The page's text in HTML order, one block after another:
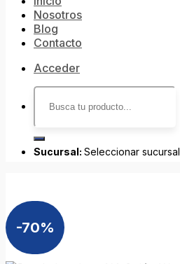
Nosotros
Blog
Contacto
Acceder
Buscar
por:
Sucursal: Seleccionar sucursal
-70%